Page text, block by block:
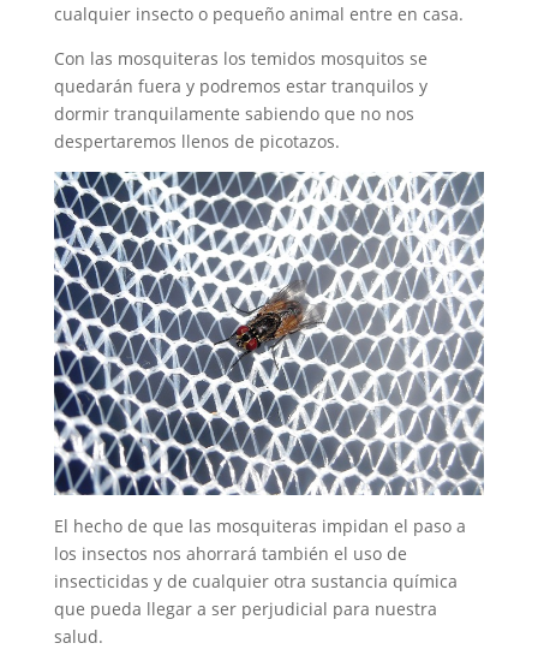
cualquier insecto o pequeño animal entre en casa.
Con las mosquiteras los temidos mosquitos se
quedarán fuera y podremos estar tranquilos y
dormir tranquilamente sabiendo que no nos
despertaremos llenos de picotazos.
El hecho de que las mosquiteras impidan el paso a
los insectos nos ahorrará también el uso de
insecticidas y de cualquier otra sustancia química
que pueda llegar a ser perjudicial para nuestra
salud.